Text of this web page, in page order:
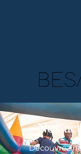
Nos
Découvrez